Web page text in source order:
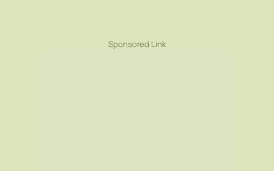
Sponsored Link